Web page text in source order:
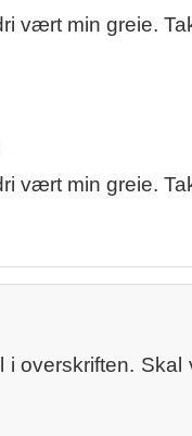
vært min greie.
vært min greie.
i overskriften.